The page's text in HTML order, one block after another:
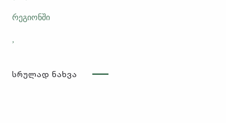
რეგიონში
,
სრულად ნახვა